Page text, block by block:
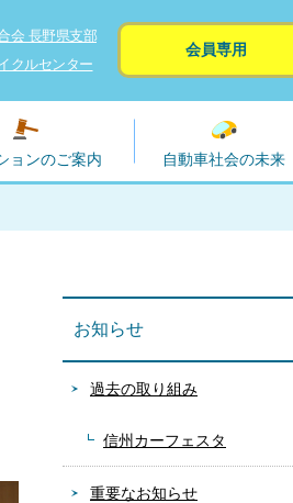
会 長野県支部
クルセンター
会員専用
ョンのご案内 自動車社会の未来
お知らせ
過去の取り組み
信州カーフェスタ
重要なお知らせ